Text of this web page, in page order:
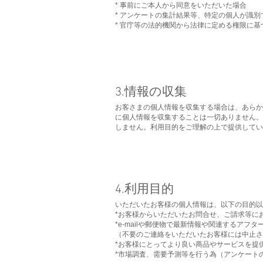
* 事前にご本人から同意をいただいた場合
* アンケートの集計結果等、特定の個人が識
* 官庁等の法的機関から法律に定める権限に
3.情報の収集
お客さまの個人情報を収集する場合は、あら
に個人情報を収集することは一切ありません
しません。利用目的をご理解の上で提供して
​4.利用目的
いただいたお客様の個人情報は、以下の目的
*お客様からいただいたお問合せ、ご請求等に
*e-mailや郵便物で最新情報や関連するアフタ
（不要のご連絡をいただいたお客様には中止
*お客様にとってより良い商品やサービスを提
*市場調査、需要予測等を行う為（アンケー